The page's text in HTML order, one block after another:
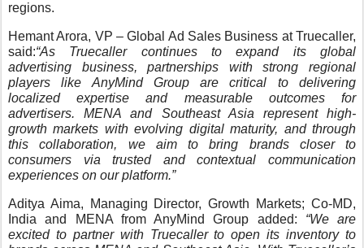
regions.
Hemant Arora, VP – Global Ad Sales Business at Truecaller,
said:“As Truecaller continues to expand its global
advertising business, partnerships with strong regional
players like AnyMind Group are critical to delivering
localized expertise and measurable outcomes for
advertisers. MENA and Southeast Asia represent high-
growth markets with evolving digital maturity, and through
this collaboration, we aim to bring brands closer to
consumers via trusted and contextual communication
experiences on our platform.”
Aditya Aima, Managing Director, Growth Markets; Co-MD,
India and MENA from AnyMind Group added: “We are
excited to partner with Truecaller to open its inventory to